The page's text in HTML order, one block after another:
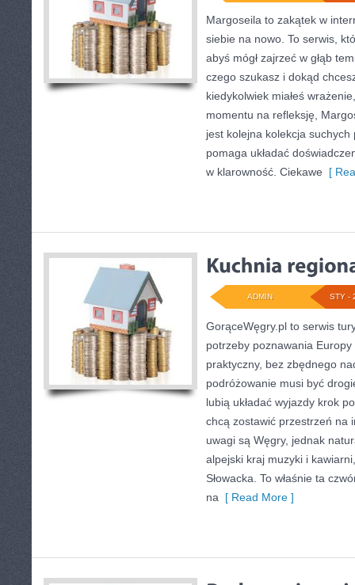
Margoseila to zakątek w
siebie na nowo. To serwis,
abyś mógł zajrzeć w głąb
czego szukasz i dokąd
kiedykolwiek miałeś
momentu na refleksję,
jest kolejna kolekcja
pomaga układać
w klarowność. Ciekawe [
STY -
ADMIN
GorąceWęgry.pl to serwis
potrzeby poznawania
praktyczny, bez zbędnego
podróżowanie musi być
lubią układać wyjazdy krok
chcą zostawić przestrzeń na
uwagi są Węgry, jednak
alpejski kraj muzyki i
Słowacka. To właśnie ta
na [ Read More ]